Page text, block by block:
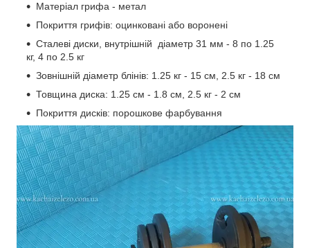
Матеріал грифа - метал
Покриття грифів: оцинковані або воронені
Сталеві диски, внутрішній діаметр 31 мм - 8 по 1.25
кг, 4 по 2.5 кг
Зовнішній діаметр блінів: 1.25 кг - 15 см, 2.5 кг - 18 см
Товщина диска: 1.25 см - 1.8 см, 2.5 кг - 2 см
Покриття дисків: порошкове фарбування